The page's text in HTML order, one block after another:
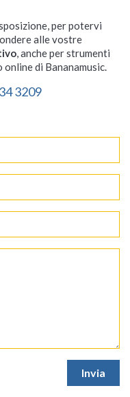
per potervi
alle vostre
, anche per strumenti
di Bananamusic.
3209